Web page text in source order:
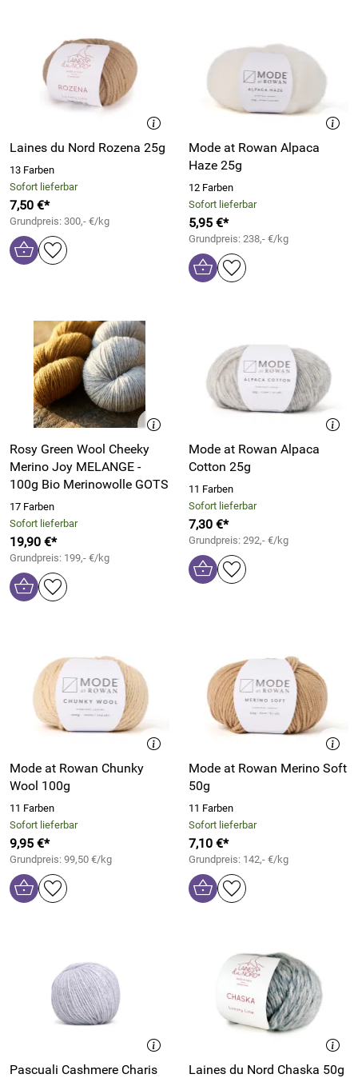
Laines du Nord Rozena 25g
13 Farben
Sofort lieferbar
7,50 €*
Grundpreis: 300,- €/kg
Mode at Rowan Alpaca
Haze 25g
12 Farben
Sofort lieferbar
5,95 €*
Grundpreis: 238,- €/kg
Rosy Green Wool Cheeky
Merino Joy MELANGE -
100g Bio Merinowolle GOTS
17 Farben
Sofort lieferbar
19,90 €*
Grundpreis: 199,- €/kg
Mode at Rowan Alpaca
Cotton 25g
11 Farben
Sofort lieferbar
7,30 €*
Grundpreis: 292,- €/kg
Mode at Rowan Chunky
Wool 100g
11 Farben
Sofort lieferbar
9,95 €*
Grundpreis: 99,50 €/kg
Mode at Rowan Merino Soft
50g
11 Farben
Sofort lieferbar
7,10 €*
Grundpreis: 142,- €/kg
Pascuali Cashmere Charis
Laines du Nord Chaska 50g